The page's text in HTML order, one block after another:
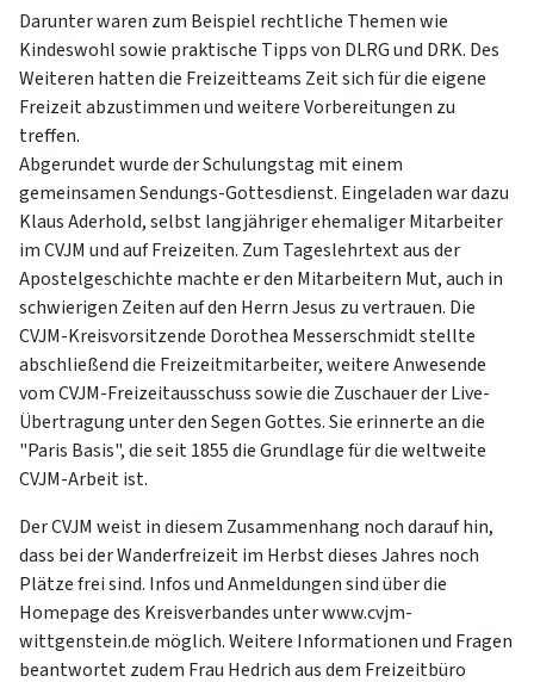
Darunter waren zum Beispiel rechtliche Themen wie
Kindeswohl sowie praktische Tipps von DLRG und DRK. Des
Weiteren hatten die Freizeitteams Zeit sich für die eigene
Freizeit abzustimmen und weitere Vorbereitungen zu
treffen.
Abgerundet wurde der Schulungstag mit einem
gemeinsamen Sendungs-Gottesdienst. Eingeladen war dazu
Klaus Aderhold, selbst langjähriger ehemaliger Mitarbeiter
im CVJM und auf Freizeiten. Zum Tageslehrtext aus der
Apostelgeschichte machte er den Mitarbeitern Mut, auch in
schwierigen Zeiten auf den Herrn Jesus zu vertrauen. Die
CVJM-Kreisvorsitzende Dorothea Messerschmidt stellte
abschließend die Freizeitmitarbeiter, weitere Anwesende
vom CVJM-Freizeitausschuss sowie die Zuschauer der Live-
Übertragung unter den Segen Gottes. Sie erinnerte an die
"Paris Basis", die seit 1855 die Grundlage für die weltweite
CVJM-Arbeit ist.
Der CVJM weist in diesem Zusammenhang noch darauf hin,
dass bei der Wanderfreizeit im Herbst dieses Jahres noch
Plätze frei sind. Infos und Anmeldungen sind über die
Homepage des Kreisverbandes unter www.cvjm-
wittgenstein.de möglich. Weitere Informationen und Fragen
beantwortet zudem Frau Hedrich aus dem Freizeitbüro